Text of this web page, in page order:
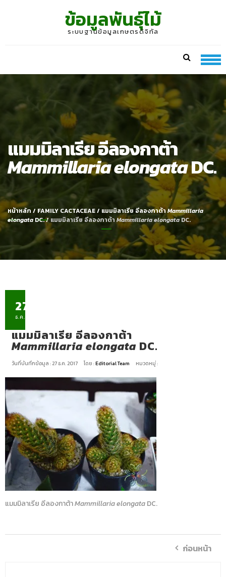
ข้อมูลพันธุ์ไม้
ระบบฐานข้อมูลเกษตรดิจิทัล
แมมมิลาเรีย อีลองกาต้า
Mammillaria elongataDC.
หน้าหลัก / FAMILY CACTACEAE/ แมมมิลาเรีย อีลองกาต้าMammillaria
elongata DC./ แมมมิลาเรีย อีลองกาต้า Mammillaria elongata DC.
27
ธ.ค.
แมมมิลาเรีย อีลองกาต้า
Mammillaria elongataDC.
วันที่บันทึกข้อมูล : 27 ธ.ค. 2017 โดย :Editorial Team หมวดหมู่ :
แมมมิลาเรีย อีลองกาต้าMammillaria elongataDC.
ก่อนหน้า